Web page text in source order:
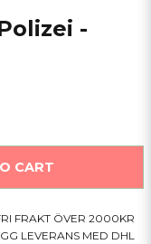
-
CART
FRAKT ÖVER 2000KR
LEVERANS MED DHL